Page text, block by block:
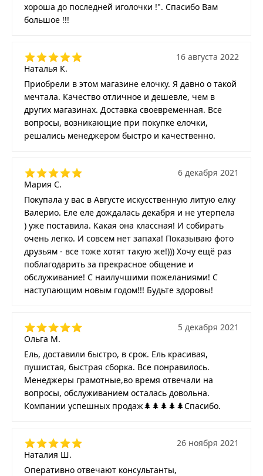
хороша до последней иголочки !". Спасибо Вам
большое !!!
Наталья К.
16 августа 2022
Приобрели в этом магазине елочку. Я давно о такой
мечтала. Качество отличное и дешевле, чем в
других магазинах. Доставка своевременная. Все
вопросы, возникающие при покупке елочки,
решались менеджером быстро и качественно.
Мария С.
6 декабря 2021
Покупала у вас в Августе искусственную литую елку
Валерио. Еле еле дождалась декабря и не утерпела
) уже поставила. Какая она классная! И собирать
очень легко. И совсем нет запаха! Показываю фото
друзьям - все тоже хотят такую же!))) Хочу ещё раз
поблагодарить за прекрасное общение и
обслуживание! С наилучшими пожеланиями! С
наступающим новым годом!!! Будьте здоровы!
Ольга М.
5 декабря 2021
Ель, доставили быстро, в срок. Ель красивая,
пушистая, быстрая сборка. Все понравилось.
Менеджеры грамотные,во время отвечали на
вопросы, обслуживанием осталась довольна.
Компании успешных продаж🌲🌲🌲🌲🌲Спасибо.
Наталия Ш.
26 ноября 2021
Оперативно отвечают консультанты,